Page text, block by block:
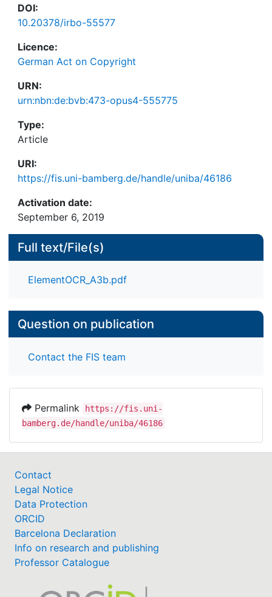
DOI:
10.20378/irbo-55577
Licence:
German Act on Copyright
URN:
urn:nbn:de:bvb:473-opus4-555775
Type:
Article
URI:
https://fis.uni-bamberg.de/handle/uniba/46186
Activation date:
September 6, 2019
Full text/File(s)
ElementOCR_A3b.pdf
Question on publication
Contact the FIS team
Permalink
https://fis.uni-
bamberg.de/handle/uniba/46186
Contact
Legal Notice
Data Protection
ORCID
Barcelona Declaration
Info on research and publishing
Professor Catalogue